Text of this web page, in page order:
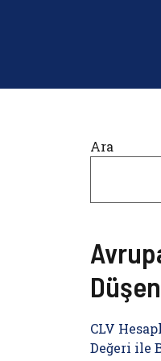
Ara
CLV
Değeri ile